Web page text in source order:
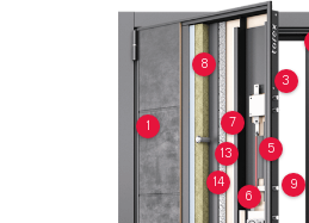
1
3
5
6
7
8
9
13
14